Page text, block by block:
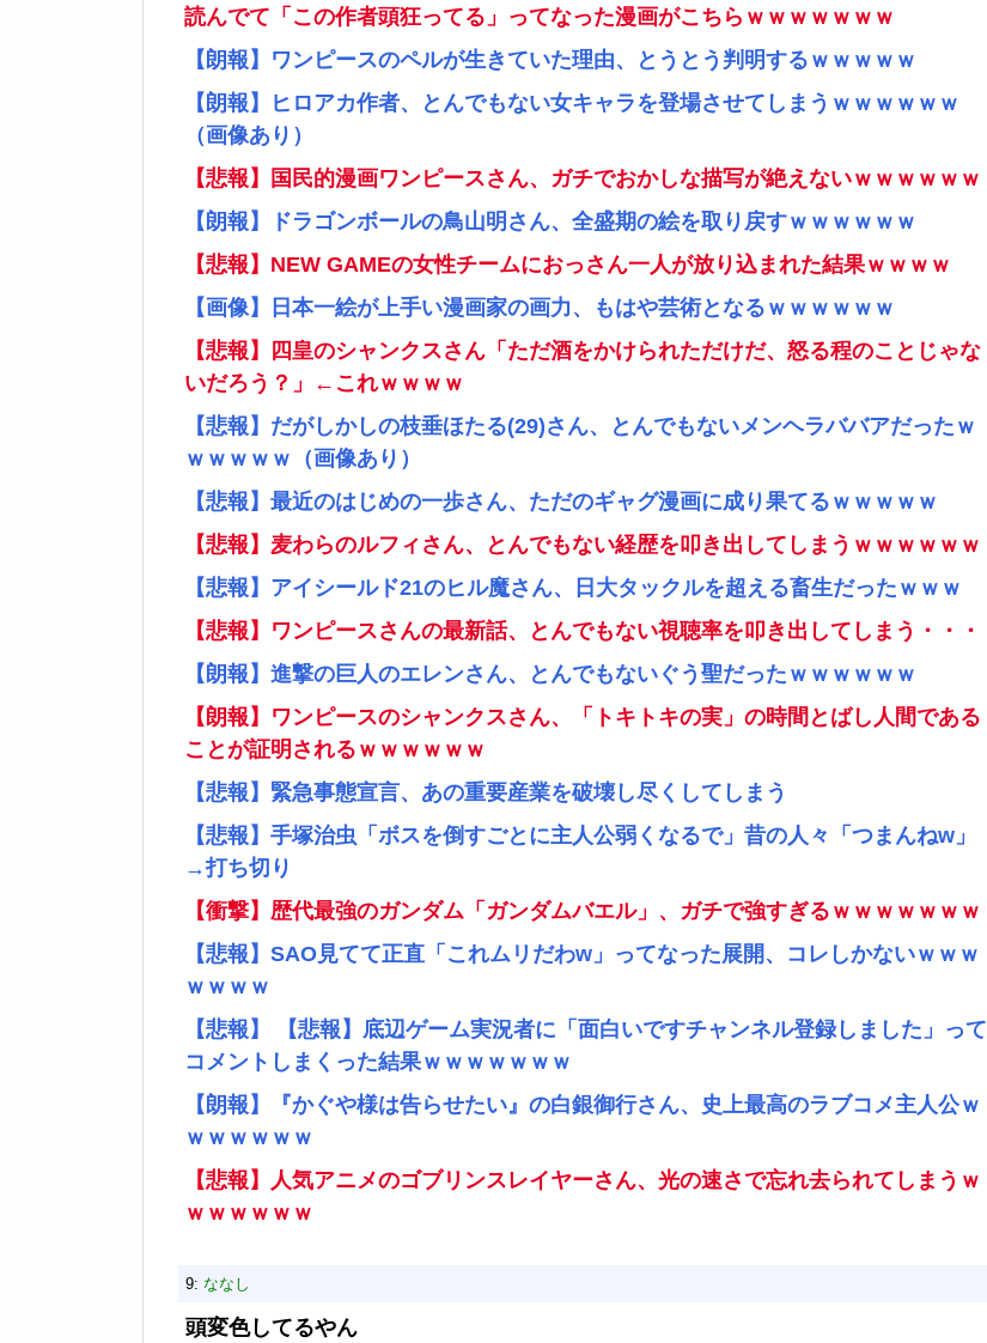
読んでて「この作者頭狂ってる」ってなった漫画がこちらｗｗｗｗｗｗｗ
【朗報】ワンピースのペルが生きていた理由、とうとう判明するｗｗｗｗｗ
【朗報】ヒロアカ作者、とんでもない女キャラを登場させてしまうｗｗｗｗｗｗ
（画像あり）
【悲報】国民的漫画ワンピースさん、ガチでおかしな描写が絶えないｗｗｗｗｗｗ
【朗報】ドラゴンボールの鳥山明さん、全盛期の絵を取り戻すｗｗｗｗｗｗ
【悲報】NEW GAMEの女性チームにおっさん一人が放り込まれた結果ｗｗｗｗ
【画像】日本一絵が上手い漫画家の画力、もはや芸術となるｗｗｗｗｗｗ
【悲報】四皇のシャンクスさん「ただ酒をかけられただけだ、怒る程のことじゃな
いだろう？」←これｗｗｗｗ
【悲報】だがしかしの枝垂ほたる(29)さん、とんでもないメンヘラババアだったｗ
ｗｗｗｗｗ（画像あり）
【悲報】最近のはじめの一歩さん、ただのギャグ漫画に成り果てるｗｗｗｗｗ
【悲報】麦わらのルフィさん、とんでもない経歴を叩き出してしまうｗｗｗｗｗｗ
【悲報】アイシールド21のヒル魔さん、日大タックルを超える畜生だったｗｗｗ
【悲報】ワンピースさんの最新話、とんでもない視聴率を叩き出してしまう・・・
【朗報】進撃の巨人のエレンさん、とんでもないぐう聖だったｗｗｗｗｗｗ
【朗報】ワンピースのシャンクスさん、「トキトキの実」の時間とばし人間である
ことが証明されるｗｗｗｗｗｗ
【悲報】緊急事態宣言、あの重要産業を破壊し尽くしてしまう
【悲報】手塚治虫「ボスを倒すごとに主人公弱くなるで」昔の人々「つまんねw」
→打ち切り
【衝撃】歴代最強のガンダム「ガンダムバエル」、ガチで強すぎるｗｗｗｗｗｗｗ
【悲報】SAO見てて正直「これムリだわw」ってなった展開、コレしかないｗｗｗ
ｗｗｗｗ
【悲報】 【悲報】底辺ゲーム実況者に「面白いですチャンネル登録しました」って
コメントしまくった結果ｗｗｗｗｗｗｗ
【朗報】『かぐや様は告らせたい』の白銀御行さん、史上最高のラブコメ主人公ｗ
ｗｗｗｗｗｗ
【悲報】人気アニメのゴブリンスレイヤーさん、光の速さで忘れ去られてしまうｗ
ｗｗｗｗｗｗ
9: ななし
頭変色してるやん